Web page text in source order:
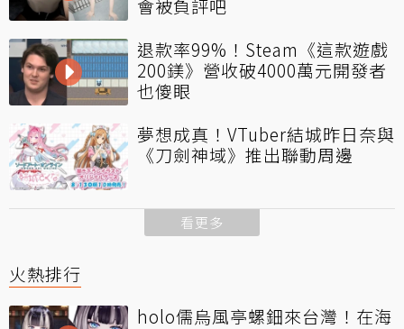
會被負評吧
退款率99%！Steam《這款遊戲
200鎂》營收破4000萬元開發者
也傻眼
夢想成真！VTuber結城昨日奈與
《刀劍神域》推出聯動周邊
看更多
火熱排行
holo儒烏風亭螺鈿來台灣！在海